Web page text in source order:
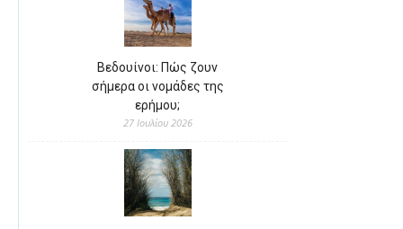
Βεδουίνοι: Πώς ζουν
σήμερα οι νομάδες της
ερήμου;
27 Ιουλίου 2026